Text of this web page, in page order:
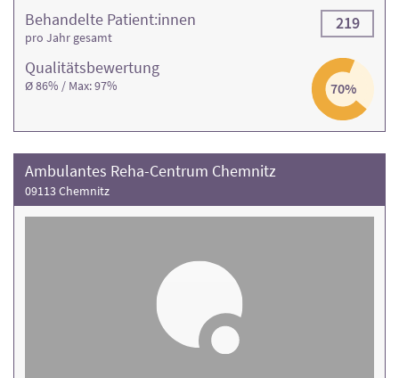
Qualitäts­bewertung
Ø 86% / Max: 97% 70%
Behandelte Patient:innen
pro Jahr gesamt
219
Ambulantes Reha-Centrum Chemnitz
09113 Chemnitz